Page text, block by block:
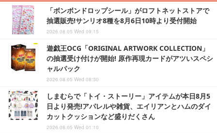
「ボンボンドロップシール」がロフトネットストアで
抽選販売!サンリオ8種を8月6日10時より受付開始
2026.08.05 Wed 09:15
遊戯王OCG「ORIGINAL ARTWORK COLLECTION」
の抽選受け付けが開始! 原作再現カードがアツいスペシ
ャルパック
2026.08.05 Wed 08:30
しまむらで「トイ・ストーリー」アイテムが本日8月5
日より発売!アパレルや雑貨、エイリアンとハムのダイ
カットクッションなど盛りだくさん
2026.08.05 Wed 01:10